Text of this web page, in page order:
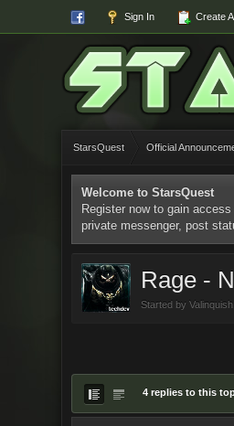
Sign In Create
StarsQuest Official
Welcome to StarsQuest
Register now to gain
private messenger, post
Rage -
Started byValinquish
4 replies to this